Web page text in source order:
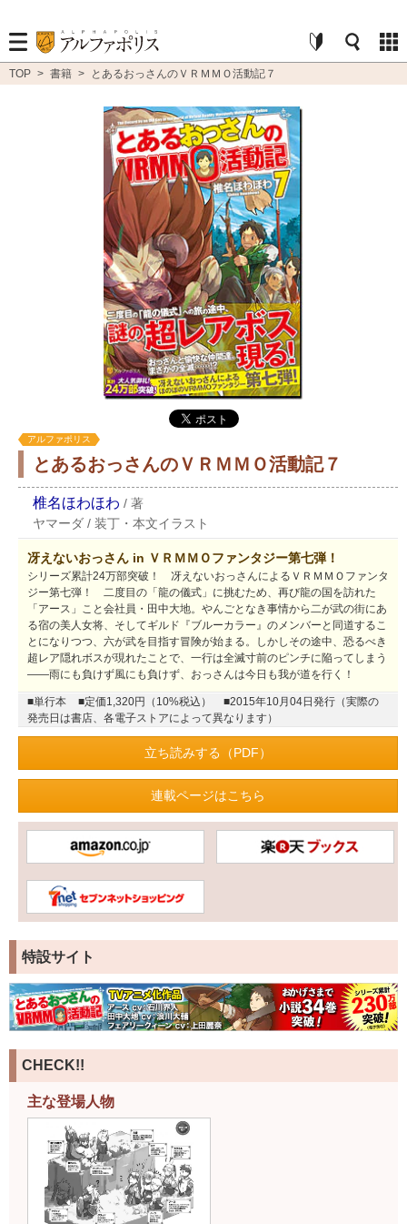
TOP > 書籍 > とあるおっさんのＶＲＭＭＯ活動記７
アルファポリス
とあるおっさんのＶＲＭＭＯ活動記７
椎名ほわほわ / 著
ヤマーダ / 装丁・本文イラスト
冴えないおっさん in ＶＲＭＭＯファンタジー第七弾！
シリーズ累計24万部突破！ 冴えないおっさんによるＶＲＭＭＯファンタ
ジー第七弾！ 二度目の「龍の儀式」に挑むため、再び龍の国を訪れた
「アース」こと会社員・田中大地。やんごとなき事情から二が武の街にあ
る宿の美人女将、そしてギルド『ブルーカラー』のメンバーと同道するこ
とになりつつ、六が武を目指す冒険が始まる。しかしその途中、恐るべき
超レア隠れボスが現れたことで、一行は全滅寸前のピンチに陥ってしまう
――雨にも負けず風にも負けず、おっさんは今日も我が道を行く！
■単行本 ■定価1,320円（10%税込）
■2015年10月04日発行（実際の
発売日は書店、各電子ストアによって異なります）
立ち読みする（PDF）
連載ページはこちら
特設サイト
CHECK!!
主な登場人物